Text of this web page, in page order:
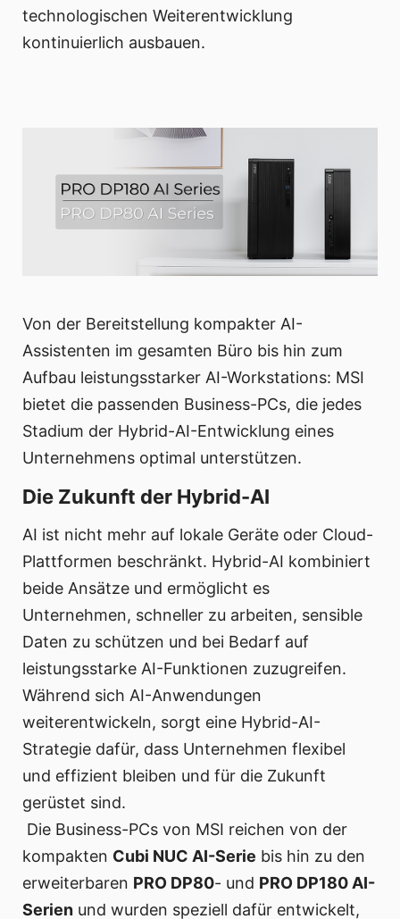
technologischen Weiterentwicklung
kontinuierlich ausbauen.
Von der Bereitstellung kompakter AI-
Assistenten im gesamten Büro bis hin zum
Aufbau leistungsstarker AI-Workstations: MSI
bietet die passenden Business-PCs, die jedes
Stadium der Hybrid-AI-Entwicklung eines
Unternehmens optimal unterstützen.
Die Zukunft der Hybrid-AI
AI ist nicht mehr auf lokale Geräte oder Cloud-
Plattformen beschränkt. Hybrid-AI kombiniert
beide Ansätze und ermöglicht es
Unternehmen, schneller zu arbeiten, sensible
Daten zu schützen und bei Bedarf auf
leistungsstarke AI-Funktionen zuzugreifen.
Während sich AI-Anwendungen
weiterentwickeln, sorgt eine Hybrid-AI-
Strategie dafür, dass Unternehmen flexibel
und effizient bleiben und für die Zukunft
gerüstet sind.
Die Business-PCs von MSI reichen von der
kompakten Cubi NUC AI-Serie bis hin zu den
erweiterbaren PRO DP80- und PRO DP180 AI-
Serien und wurden speziell dafür entwickelt,